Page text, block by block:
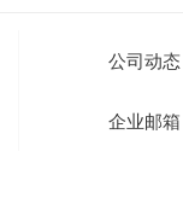
公司动态
企业邮箱